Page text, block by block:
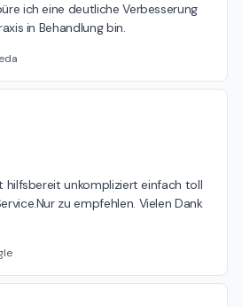
ich eine deutliche Verbesserung
in Behandlung bin.
hilfsbereit unkompliziert einfach toll
zu empfehlen. Vielen Dank